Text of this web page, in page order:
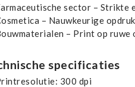
sector – Strikte
– Nauwkeurige
– Print op ruwe
specificaties
300 dpi